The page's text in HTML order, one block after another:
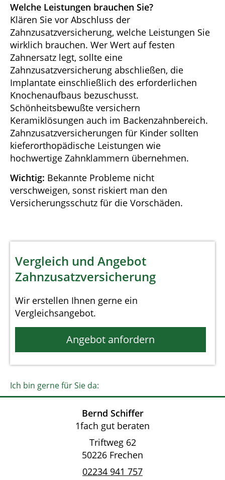
Welche Leistungen brauchen Sie?
Klären Sie vor Abschluss der
Zahnzusatzversicherung, welche Leistungen Sie
wirklich brauchen. Wer Wert auf festen
Zahnersatz legt, sollte eine
Zahnzusatzversicherung abschließen, die
Implantate einschließlich des erforderlichen
Knochenaufbaus bezuschusst.
Schönheitsbewußte versichern
Keramiklösungen auch im Backenzahnbereich.
Zahnzusatzversicherungen für Kinder sollten
kieferorthopädische Leistungen wie
hochwertige Zahnklammern übernehmen.
Wichtig: Bekannte Probleme nicht
verschweigen, sonst riskiert man den
Versicherungsschutz für die Vorschäden.
Vergleich und Angebot
Zahnzusatzversicherung
Wir erstellen Ihnen gerne ein
Vergleichsangebot.
Angebot anfordern
Ich bin gerne für Sie da:
Bernd Schiffer
1fach gut beraten
Triftweg 62
50226 Frechen
02234 941 757